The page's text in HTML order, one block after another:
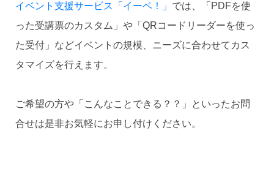
イベント支援サービス「イーベ！」 では、「PDFを使
った受講票のカスタム」や「QRコードリーダーを使っ
た受付」などイベントの規模、ニーズに合わせてカス
タマイズを行えます。
ご希望の方や「こんなことできる？？」といったお問
合せは是非お気軽にお申し付けください。